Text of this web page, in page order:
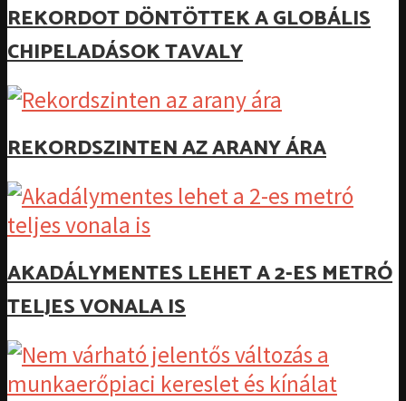
REKORDOT DÖNTÖTTEK A GLOBÁLIS
CHIPELADÁSOK TAVALY
REKORDSZINTEN AZ ARANY ÁRA
AKADÁLYMENTES LEHET A 2-ES METRÓ
TELJES VONALA IS